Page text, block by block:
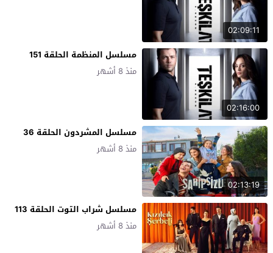
02:09:11
02:16:00
مسلسل المنظمة الحلقة 151
منذ 8 أشهر
02:13:19
مسلسل المشردون الحلقة 36
منذ 8 أشهر
مسلسل شراب التوت الحلقة 113
منذ 8 أشهر